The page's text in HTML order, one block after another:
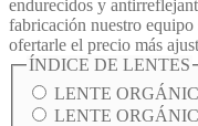
endurecidos y
fabricación nuestro equipo
ofertarle el precio más
ÍNDICE DE LENTES
LENTE
LENTE